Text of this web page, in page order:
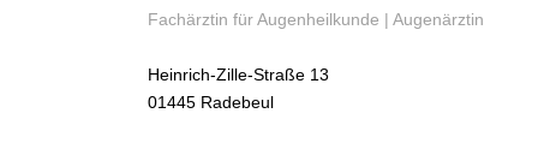
Fachärztin für Augenheilkunde | Augenärztin
Heinrich-Zille-Straße 13
01445 Radebeul